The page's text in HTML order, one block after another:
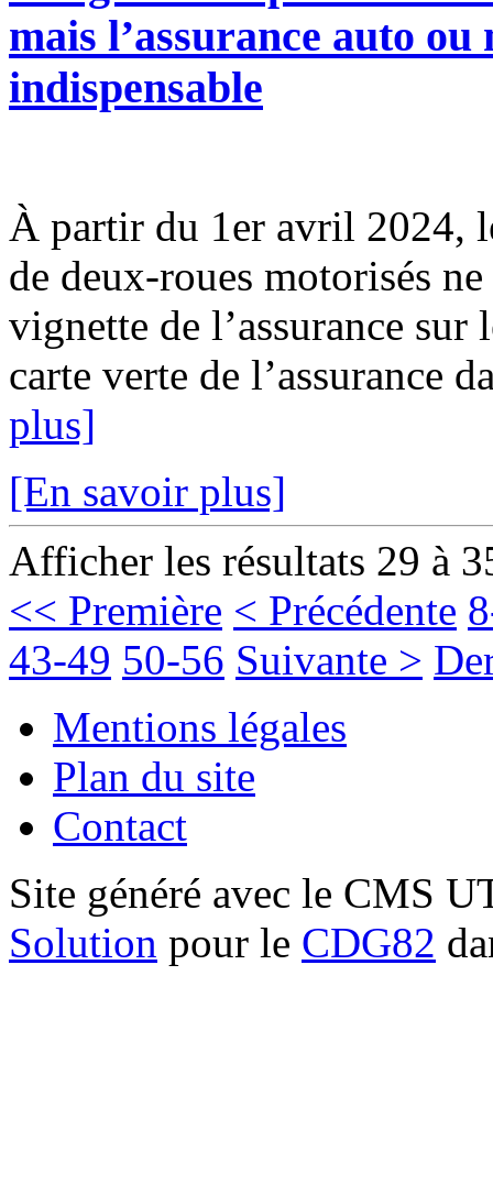
mais l’assurance auto
indispensable
À partir du 1er avril 2024,
de deux-roues motorisés
vignette de l’assurance
carte verte de l’assurance
plus]
[En savoir plus]
Afficher les résultats 29 à
<< Première < Précédente
43-49 50-56 Suivante >
Mentions légales
Plan du site
Contact
Site généré avec le CMS
Solution pour le CDG82